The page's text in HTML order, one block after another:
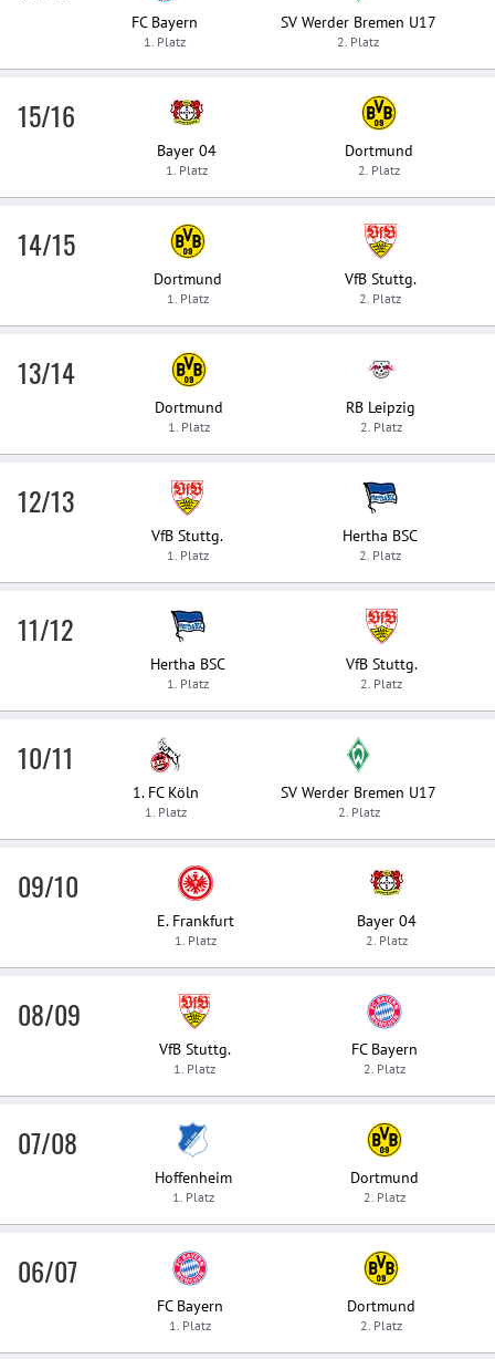
FC Bayern
1. Platz
SV Werder Bremen U17
2. Platz
15/16
Bayer 04
1. Platz
Dortmund
2. Platz
14/15
Dortmund
1. Platz
VfB Stuttg.
2. Platz
13/14
Dortmund
1. Platz
RB Leipzig
2. Platz
12/13
VfB Stuttg.
1. Platz
Hertha BSC
2. Platz
11/12
Hertha BSC
1. Platz
VfB Stuttg.
2. Platz
10/11
1. FC Köln
1. Platz
SV Werder Bremen U17
2. Platz
09/10
E. Frankfurt
1. Platz
Bayer 04
2. Platz
08/09
VfB Stuttg.
1. Platz
FC Bayern
2. Platz
07/08
Hoffenheim
1. Platz
Dortmund
2. Platz
06/07
FC Bayern
1. Platz
Dortmund
2. Platz